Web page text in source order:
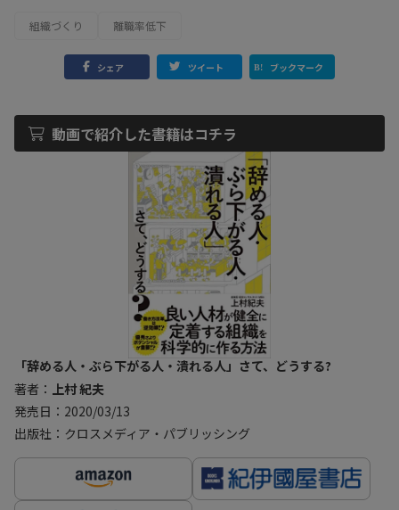
組織づくり 離職率低下
シェア ツイート ブックマーク
動画で紹介した書籍はコチラ
「辞める人・ぶら下がる人・潰れる人」さて、どうする?
著者： 上村 紀夫
発売日：2020/03/13
出版社：クロスメディア・パブリッシング